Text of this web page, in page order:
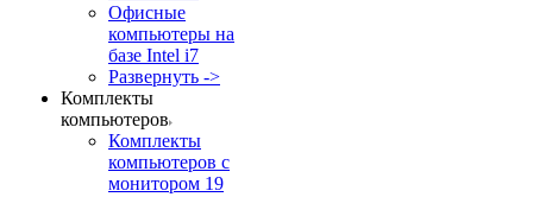
Офисные
компьютеры на
базе Intel i7
Развернуть ->
Комплекты
компьютеров
Комплекты
компьютеров с
монитором 19